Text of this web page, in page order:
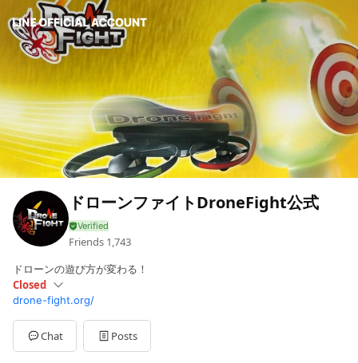
ドローンファイトDroneFight公式
Friends 1,743
ドローンの遊び方が変わる！
Closed
SunClosed
Mon10:00 - 17:00
Tue10:00 - 17:00
Wed10:00 - 17:00
drone-fight.org/
Chat Posts